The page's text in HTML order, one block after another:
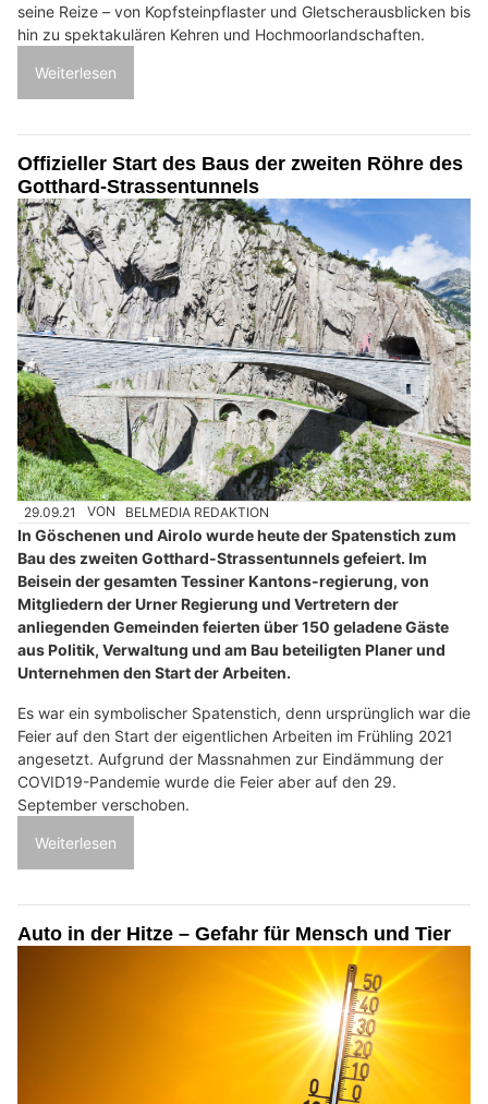
seine Reize – von Kopfsteinpflaster und Gletscherausblicken bis
hin zu spektakulären Kehren und Hochmoorlandschaften.
Weiterlesen
Offizieller Start des Baus der zweiten Röhre des
Gotthard-Strassentunnels
29.09.21 VON BELMEDIA REDAKTION
In Göschenen und Airolo wurde heute der Spatenstich zum
Bau des zweiten Gotthard-Strassentunnels gefeiert. Im
Beisein der gesamten Tessiner Kantons-regierung, von
Mitgliedern der Urner Regierung und Vertretern der
anliegenden Gemeinden feierten über 150 geladene Gäste
aus Politik, Verwaltung und am Bau beteiligten Planer und
Unternehmen den Start der Arbeiten.
Es war ein symbolischer Spatenstich, denn ursprünglich war die
Feier auf den Start der eigentlichen Arbeiten im Frühling 2021
angesetzt. Aufgrund der Massnahmen zur Eindämmung der
COVID19-Pandemie wurde die Feier aber auf den 29.
September verschoben.
Weiterlesen
Auto in der Hitze – Gefahr für Mensch und Tier